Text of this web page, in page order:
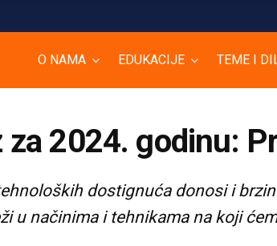
O NAMA EDUKACIJE TEME I
2024. godinu:
dostignuća donosi i
u načinima i tehnikama na koji